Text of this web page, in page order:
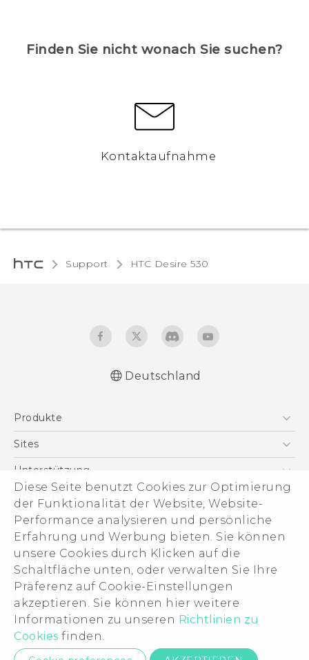
Diese Seite benutzt Cookies zur Optimierung
der Funktionalität der Website, Website-
Performance analysieren und persönliche
Erfahrung und Werbung bieten. Sie können
unsere Cookies durch Klicken auf die
Schaltfläche unten, oder verwalten Sie Ihre
Präferenz auf Cookie-Einstellungen
akzeptieren. Sie können hier weitere
Informationen zu unseren Richtlinien zu
Cookies finden.
Finden Sie nicht wonach Sie suchen?
Kontaktaufnahme
Support HTC Desire 530‎
English - User manual
Deutschland
Produkte
Smartphones
VIVE
Zubehör
Sites
HTC Dev
HTC Vive
Unterstützung
Unterstützung
eCommerce Support
Über HTC
ESG
Impressum
Investor
Cookie Preferences
Offene Stellen
Security and Privacy Whitepaper
© 2011-2026 HTC Corporation
Legal Terms
Datenschutzkontakt:Global-Privacy@htc.com